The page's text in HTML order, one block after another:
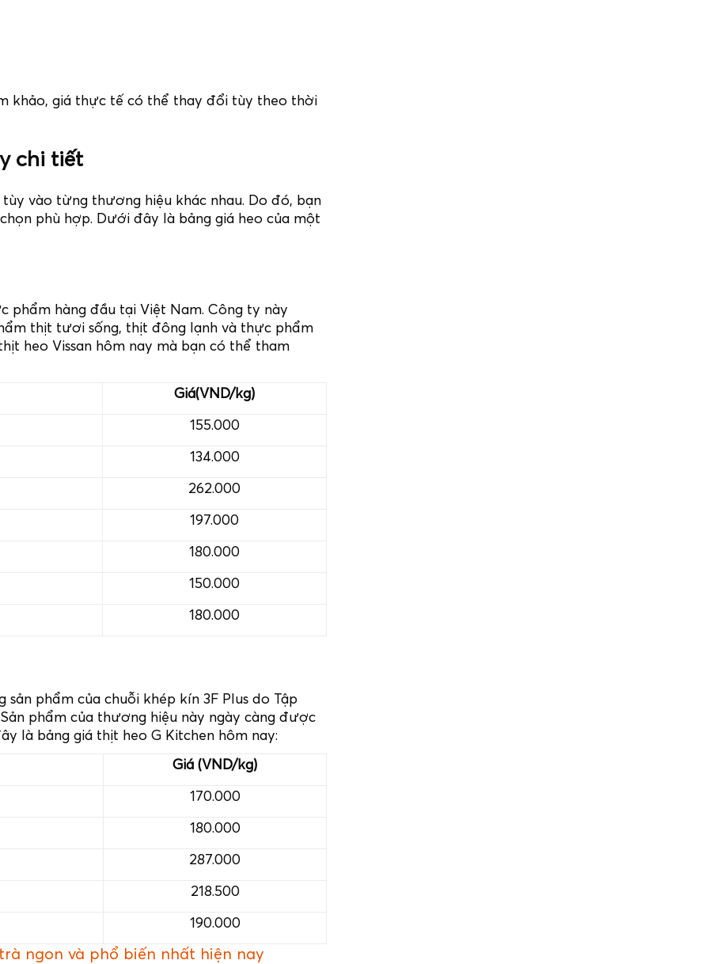
khảo, giá thực tế có thể thay đổi tùy theo thời
chi tiết
vào từng thương hiệu khác nhau. Do đó, bạn
phù hợp. Dưới đây là bảng giá heo của một
phẩm hàng đầu tại Việt Nam. Công ty này
thịt tươi sống, thịt đông lạnh và thực phẩm
heo Vissan hôm nay mà bạn có thể tham
Giá(VND/kg)
155.000
134.000
262.000
197.000
180.000
150.000
180.000
phẩm của chuỗi khép kín 3F Plus do Tập
phẩm của thương hiệu này ngày càng được
là bảng giá thịt heo G Kitchen hôm nay:
Giá (VND/kg)
170.000
180.000
287.000
218.500
190.000
ngon và phổ biến nhất hiện nay